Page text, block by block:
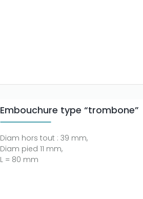
Embouchure type “trombone”
Diam hors tout : 39 mm,
Diam pied 11 mm,
L = 80 mm